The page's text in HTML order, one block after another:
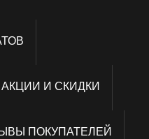
АКЦИИ И СКИДКИ
ПОКУПАТЕЛЕЙ